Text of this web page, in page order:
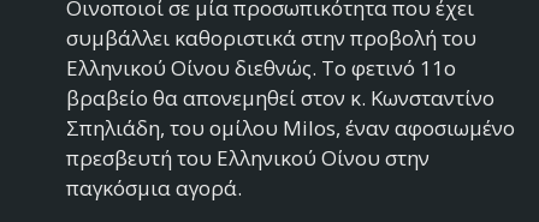
Οινοποιοί σε μία προσωπικότητα που έχει
συμβάλλει καθοριστικά στην προβολή του
Ελληνικού Οίνου διεθνώς. Το φετινό 11o
βραβείο θα απονεμηθεί στον κ. Κωνσταντίνο
Σπηλιάδη, του ομίλου Milos, έναν αφοσιωμένο
πρεσβευτή του Ελληνικού Οίνου στην
παγκόσμια αγορά.